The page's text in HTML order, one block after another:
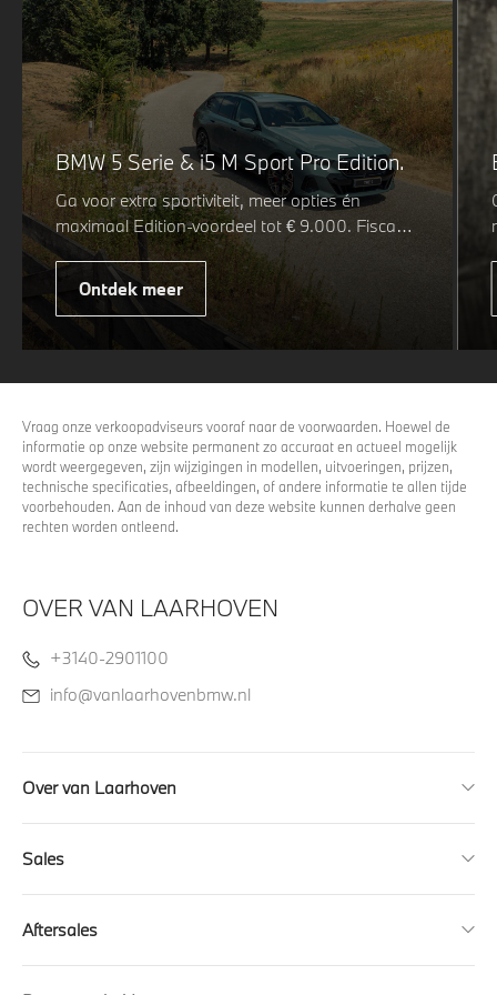
BMW 5 Serie & i5 M Sport Pro Edition.
Ga voor extra sportiviteit, meer opties én
maximaal Edition-voordeel tot € 9.000. Fiscaal
leverbaar vanaf € 75.347. Met de BMW 5 Serie
& i5 M Sport Pro Edition kiest u voor een rijk
uitgeruste uitvoering waarin juist de details het
u nog één keer omkijkt voordat u verder loopt.
Ontdek meer
Vraag onze verkoopadviseurs vooraf naar de voorwaarden. Hoewel de
informatie op onze website permanent zo accuraat en actueel mogelijk
wordt weergegeven, zijn wijzigingen in modellen, uitvoeringen, prijzen,
technische specificaties, afbeeldingen, of andere informatie te allen tijde
voorbehouden. Aan de inhoud van deze website kunnen derhalve geen
rechten worden ontleend.
OVER VAN LAARHOVEN
+3140-2901100
info@vanlaarhovenbmw.nl
Over van Laarhoven
Sales
Aftersales